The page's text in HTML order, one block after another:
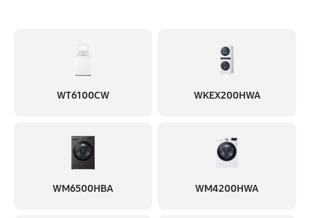
WT6100CW WKEX200HWA
WM6500HBA WM4200HWA